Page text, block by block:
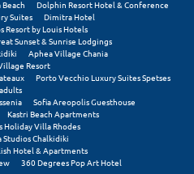
Dolphin Resort Hotel & Conference
Suites
Dimitra Hotel
Resort by Louis Hotels
Sunset & Sunrise Lodgings
Aphea Village Chania
Resort
Porto Vecchio Luxury Suites Spetses
Sofia Areopolis Guesthouse
Kastri Beach Apartments
Holiday Villa Rhodes
Studios Chalkidiki
Hotel & Apartments
360 Degrees Pop Art Hotel